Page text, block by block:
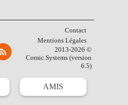
Contact
Mentions Légales
2013-2026 ©
Comic.Systems (version
6.5)
AMIS